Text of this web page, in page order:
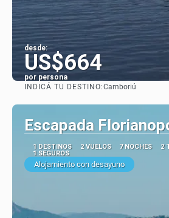
desde:
US$664
por persona
INDICÁ TU DESTINO:Camboriú
Escapada
1 DESTINOS 2 VUELOS 7 NOCHES
2
1 SEGUROS
Alojamiento con desayuno